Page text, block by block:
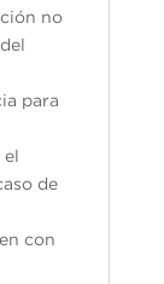
no
para
el
de
con